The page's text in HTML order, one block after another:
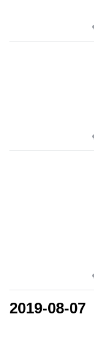
2019-08-07